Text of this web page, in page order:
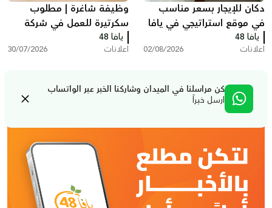
كن مراسلنا في الميدان وشاركنا الخبر عبر الواتساب
ارسل خبراً
دكان للإيجار بسعر مناسب
في موقع استراتيجي في يافا
يافا 48
اعلانات 02/08/2026
وظيفة شاغرة | مطلوب
سكرتيرة للعمل في شركة
بمدينة ريشون لتسيون
يافا 48
اعلانات 30/07/2026